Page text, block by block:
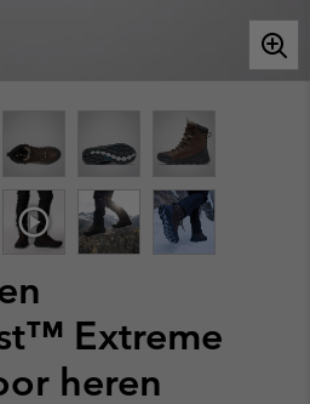
Extreme
heren